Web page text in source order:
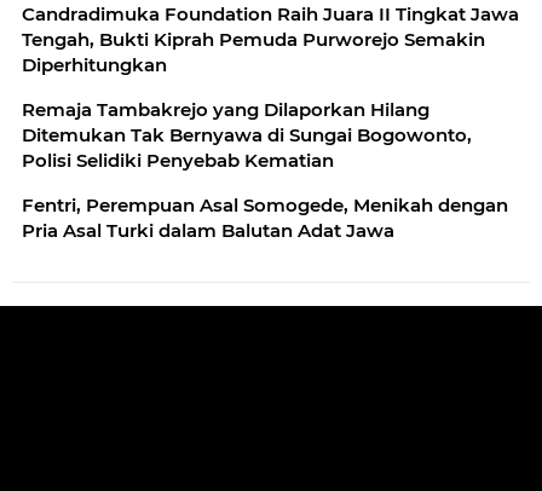
Candradimuka Foundation Raih Juara II Tingkat Jawa
Tengah, Bukti Kiprah Pemuda Purworejo Semakin
Diperhitungkan
Remaja Tambakrejo yang Dilaporkan Hilang
Ditemukan Tak Bernyawa di Sungai Bogowonto,
Polisi Selidiki Penyebab Kematian
Fentri, Perempuan Asal Somogede, Menikah dengan
Pria Asal Turki dalam Balutan Adat Jawa